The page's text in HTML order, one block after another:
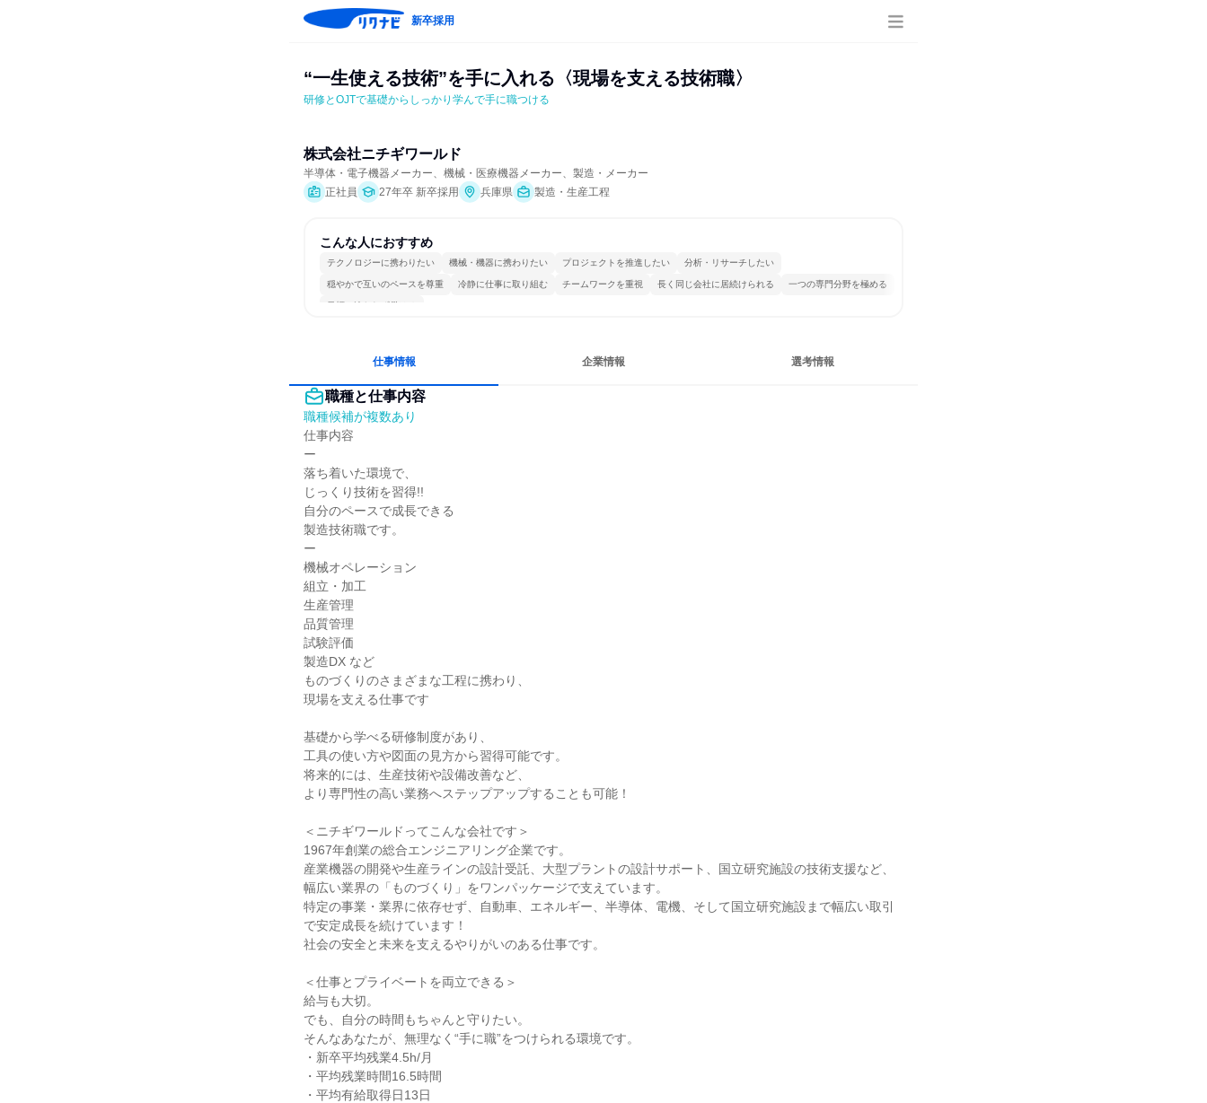
新卒採用
“一生使える技術”を手に入れる〈現場を支える技術職〉
研修とOJTで基礎からしっかり学んで手に職つける
株式会社ニチギワールド
半導体・電子機器メーカー、機械・医療機器メーカー、製造・メーカー
正社員
27年卒 新卒採用 兵庫県 製造・生産工程
こんな人におすすめ
テクノロジーに携わりたい 機械・機器に携わりたい プロジェクトを推進したい 分析・リサーチしたい
穏やかで互いのペースを尊重 冷静に仕事に取り組む チームワークを重視 長く同じ会社に居続けられる 一つの専門分野を極める
目標に追われず働ける
仕事情報 企業情報 選考情報
職種と仕事内容
職種候補が複数あり
仕事内容
ー
落ち着いた環境で、
じっくり技術を習得!!
自分のペースで成長できる
製造技術職です。
ー
機械オペレーション
組立・加工
生産管理
品質管理
試験評価
製造DX など
ものづくりのさまざまな工程に携わり、
現場を支える仕事です
基礎から学べる研修制度があり、
工具の使い方や図面の見方から習得可能です。
将来的には、生産技術や設備改善など、
より専門性の高い業務へステップアップすることも可能！
＜ニチギワールドってこんな会社です＞
1967年創業の総合エンジニアリング企業です。
産業機器の開発や生産ラインの設計受託、大型プラントの設計サポート、国立研究施設の技術支援など、
幅広い業界の「ものづくり」をワンパッケージで支えています。
特定の事業・業界に依存せず、自動車、エネルギー、半導体、電機、そして国立研究施設まで幅広い取引
で安定成長を続けています！
社会の安全と未来を支えるやりがいのある仕事です。
＜仕事とプライベートを両立できる＞
給与も大切。
でも、自分の時間もちゃんと守りたい。
そんなあなたが、無理なく“手に職”をつけられる環境です。
・新卒平均残業4.5h/月
・平均残業時間16.5時間
・平均有給取得日13日